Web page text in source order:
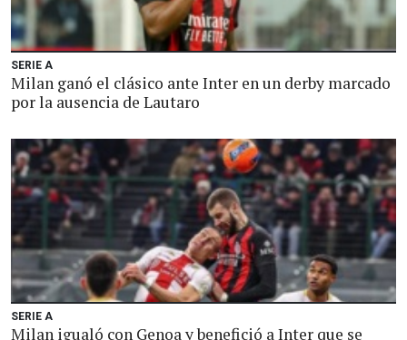
SERIE A
Milan ganó el clásico ante Inter en un derby marcado
por la ausencia de Lautaro
SERIE A
Milan igualó con Genoa y benefició a Inter que se